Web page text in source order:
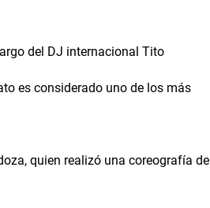
del DJ internacional Tito
es considerado uno de los más
quien realizó una coreografía de